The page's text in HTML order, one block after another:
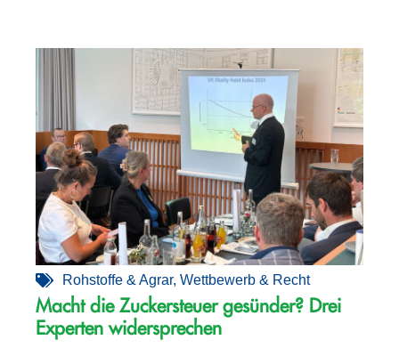
Rohstoffe & Agrar, Wettbewerb & Recht
Macht die Zuckersteuer gesünder? Drei
Experten widersprechen